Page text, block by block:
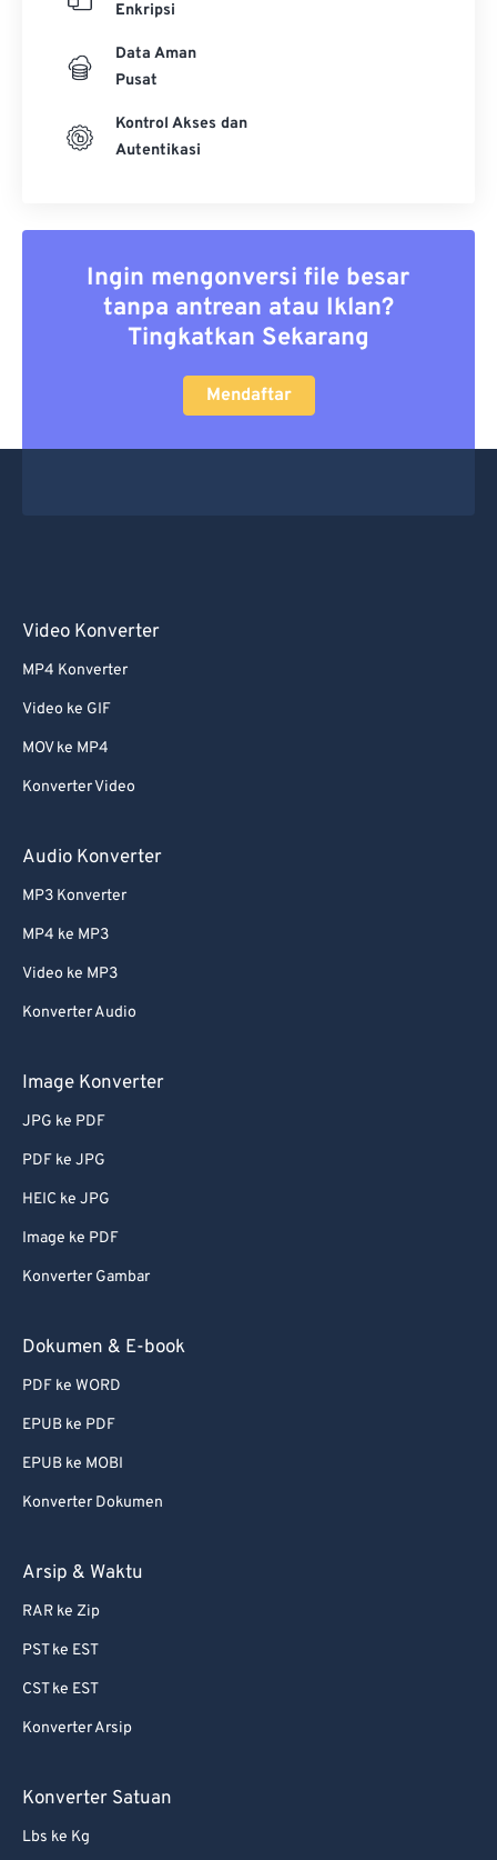
Enkripsi
Data Aman
Pusat
Kontrol Akses dan
Autentikasi
Ingin mengonversi file besar
tanpa antrean atau Iklan?
Tingkatkan Sekarang
Mendaftar
Video Konverter
MP4 Konverter
Video ke GIF
MOV ke MP4
Konverter Video
Audio Konverter
MP3 Konverter
MP4 ke MP3
Video ke MP3
Konverter Audio
Image Konverter
JPG ke PDF
PDF ke JPG
HEIC ke JPG
Image ke PDF
Konverter Gambar
Dokumen & E-book
PDF ke WORD
EPUB ke PDF
EPUB ke MOBI
Konverter Dokumen
Arsip & Waktu
RAR ke Zip
PST ke EST
CST ke EST
Konverter Arsip
Konverter Satuan
Lbs ke Kg